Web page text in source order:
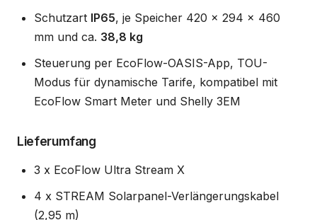
Schutzart IP65, je Speicher 420 x 294 x 460
mm und ca. 38,8 kg
Steuerung per EcoFlow-OASIS-App, TOU-
Modus für dynamische Tarife, kompatibel mit
EcoFlow Smart Meter und Shelly 3EM
Lieferumfang
3 x EcoFlow Ultra Stream X
4 x STREAM Solarpanel-Verlängerungskabel
(2,95 m)